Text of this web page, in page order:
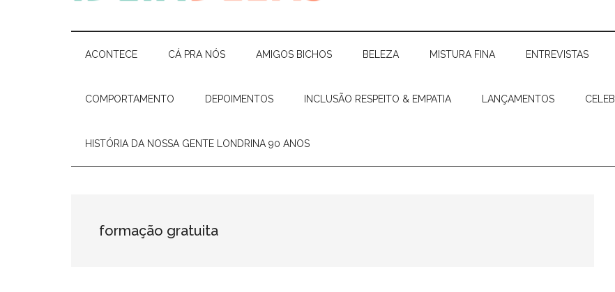
Ideia
Delas
ACONTECE CÁ PRA NÓS AMIGOS BICHOS BELEZA MISTURA FINA ENTREVISTAS
COMPORTAMENTO DEPOIMENTOS INCLUSÃO RESPEITO & EMPATIA LANÇAMENTOS
HISTÓRIA DA NOSSA GENTE LONDRINA 90 ANOS
formação gratuita